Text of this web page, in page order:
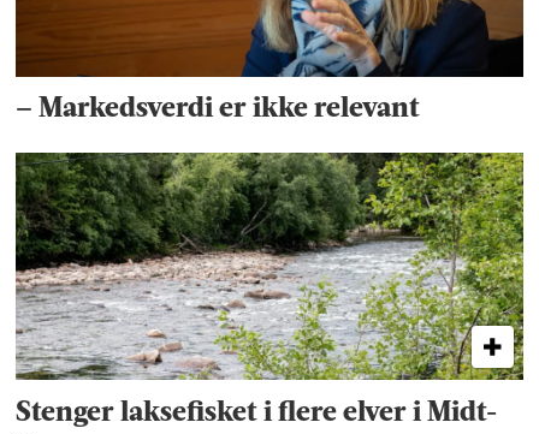
– Markedsverdi er ikke relevant
Stenger laksefisket i flere elver i Midt-